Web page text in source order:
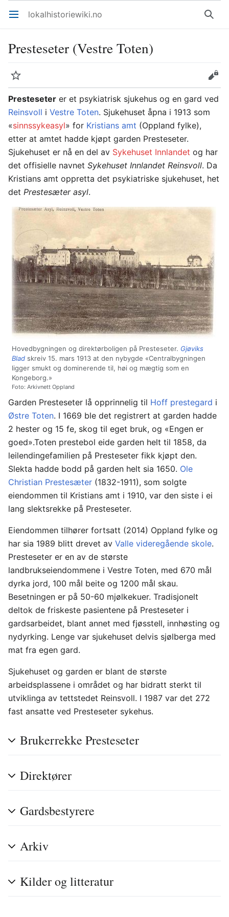
Åpne hovedmenyen lokalhistoriewiki.no Søk
Presteseter (Vestre Toten)
Overvåk
Rediger
Presteseter er et psykiatrisk sjukehus og en gard ved
Reinsvoll i Vestre Toten. Sjukehuset åpna i 1913 som
«sinnssykeasyl» for Kristians amt (Oppland fylke),
etter at amtet hadde kjøpt garden Presteseter.
Sjukehuset er nå en del av Sykehuset Innlandet og har
det offisielle navnet Sykehuset Innlandet Reinsvoll. Da
Kristians amt oppretta det psykiatriske sjukehuset, het
det Prestesæter asyl.
Hovedbygningen og direktørboligen på Presteseter. Gjøviks
Blad skreiv 15. mars 1913 at den nybygde «Centralbygningen
ligger smukt og dominerende til, høi og mægtig som en
Kongeborg.»
Foto: Arkivnett Oppland
Garden Presteseter lå opprinnelig til Hoff prestegard i
Østre Toten. I 1669 ble det registrert at garden hadde
2 hester og 15 fe, skog til eget bruk, og «Engen er
goed».Toten prestebol eide garden helt til 1858, da
leilendingefamilien på Presteseter fikk kjøpt den.
Slekta hadde bodd på garden helt sia 1650. Ole
Christian Prestesæter (1832-1911), som solgte
eiendommen til Kristians amt i 1910, var den siste i ei
lang slektsrekke på Presteseter.
Eiendommen tilhører fortsatt (2014) Oppland fylke og
har sia 1989 blitt drevet av Valle videregående skole.
Presteseter er en av de største
landbrukseiendommene i Vestre Toten, med 670 mål
dyrka jord, 100 mål beite og 1200 mål skau.
Besetningen er på 50-60 mjølkekuer. Tradisjonelt
deltok de friskeste pasientene på Presteseter i
gardsarbeidet, blant annet med fjøsstell, innhøsting og
nydyrking. Lenge var sjukehuset delvis sjølberga med
mat fra egen gard.
Sjukehuset og garden er blant de største
arbeidsplassene i området og har bidratt sterkt til
utviklinga av tettstedet Reinsvoll. I 1987 var det 272
fast ansatte ved Presteseter sykehus.
Brukerrekke Presteseter
Direktører
Gardsbestyrere
Arkiv
Kilder og litteratur